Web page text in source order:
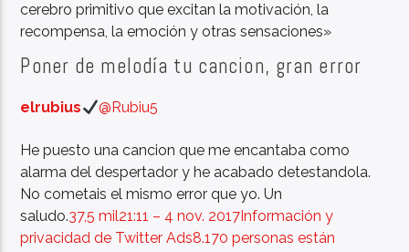
cerebro primitivo que excitan la motivación, la
recompensa, la emoción y otras sensaciones»
Poner de melodía tu cancion, gran error
elrubius @Rubiu5
He puesto una cancion que me encantaba como
alarma del despertador y he acabado detestandola.
No cometais el mismo error que yo. Un
saludo.37,5 mil21:11 – 4 nov. 2017Información y
privacidad de Twitter Ads8.170 personas están